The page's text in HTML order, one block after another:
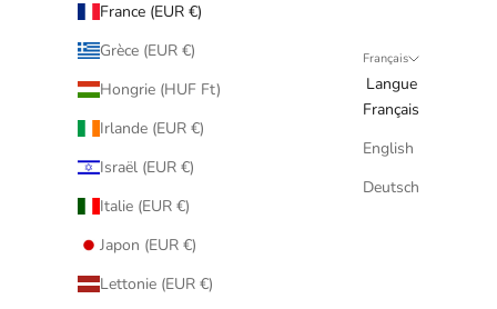
France (EUR €)
Grèce (EUR €)
Hongrie (HUF Ft)
Irlande (EUR €)
Israël (EUR €)
Italie (EUR €)
Japon (EUR €)
Lettonie (EUR €)
Français
Langue
Français
English
Deutsch